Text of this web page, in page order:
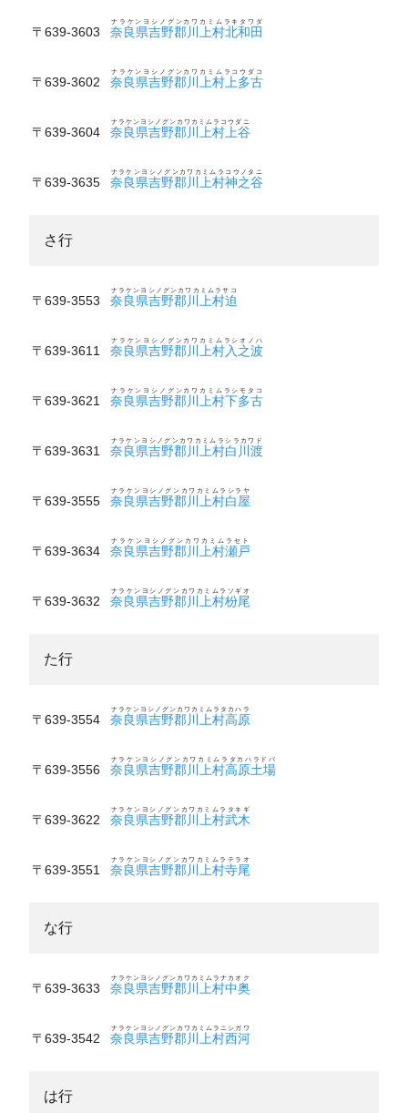
〒639-3603 奈良県吉野郡川上村北和田
ナラケンヨシノグンカワカミムラキタワダ
〒639-3602 奈良県吉野郡川上村上多古
ナラケンヨシノグンカワカミムラコウダコ
〒639-3604 奈良県吉野郡川上村上谷
ナラケンヨシノグンカワカミムラコウダニ
〒639-3635 奈良県吉野郡川上村神之谷
ナラケンヨシノグンカワカミムラコウノタニ
さ行
〒639-3553 奈良県吉野郡川上村迫
ナラケンヨシノグンカワカミムラサコ
〒639-3611 奈良県吉野郡川上村入之波
ナラケンヨシノグンカワカミムラシオノハ
〒639-3621 奈良県吉野郡川上村下多古
ナラケンヨシノグンカワカミムラシモタコ
〒639-3631 奈良県吉野郡川上村白川渡
ナラケンヨシノグンカワカミムラシラカワド
〒639-3555 奈良県吉野郡川上村白屋
ナラケンヨシノグンカワカミムラシラヤ
〒639-3634 奈良県吉野郡川上村瀬戸
ナラケンヨシノグンカワカミムラセト
〒639-3632 奈良県吉野郡川上村枌尾
ナラケンヨシノグンカワカミムラソギオ
た行
〒639-3554 奈良県吉野郡川上村高原
ナラケンヨシノグンカワカミムラタカハラ
〒639-3556 奈良県吉野郡川上村高原土場
ナラケンヨシノグンカワカミムラタカハラドバ
〒639-3622 奈良県吉野郡川上村武木
ナラケンヨシノグンカワカミムラタキギ
〒639-3551 奈良県吉野郡川上村寺尾
ナラケンヨシノグンカワカミムラテラオ
な行
〒639-3633 奈良県吉野郡川上村中奥
ナラケンヨシノグンカワカミムラナカオク
〒639-3542 奈良県吉野郡川上村西河
ナラケンヨシノグンカワカミムラニシガワ
は行